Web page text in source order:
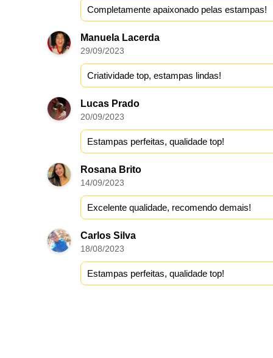
Completamente apaixonado pelas estampas!
Manuela Lacerda
29/09/2023
Criatividade top, estampas lindas!
Lucas Prado
20/09/2023
Estampas perfeitas, qualidade top!
Rosana Brito
14/09/2023
Excelente qualidade, recomendo demais!
Carlos Silva
18/08/2023
Estampas perfeitas, qualidade top!